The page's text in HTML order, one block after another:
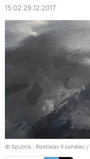
15:02 29.12.2017
© Sputnik . Rostislav Koshelev /